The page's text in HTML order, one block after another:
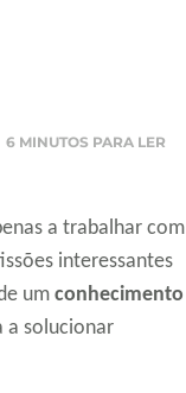
6 MINUTOS PARA LER
a trabalhar com
interessantes
um conhecimento
a solucionar